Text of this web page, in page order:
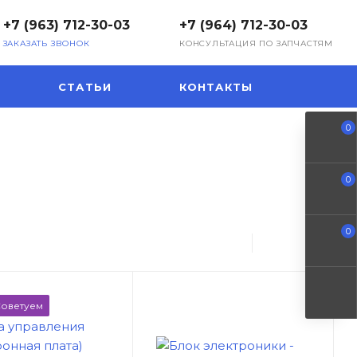
+7 (963) 712-30-03
ЗАКАЗАТЬ ЗВОНОК
+7 (964) 712-30-03
КОНСУЛЬТАЦИЯ ПО ЗАПЧАСТЯМ
СТАТЬИ КОНТАКТЫ
0
0
0